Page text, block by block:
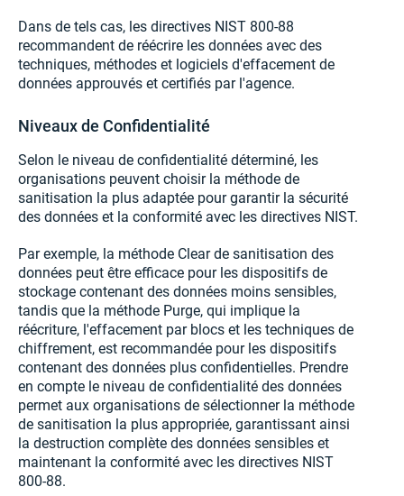
Dans de tels cas, les directives NIST 800-88
recommandent de réécrire les données avec des
techniques, méthodes et logiciels d'effacement de
données approuvés et certifiés par l'agence.
Niveaux de Confidentialité
Selon le niveau de confidentialité déterminé, les
organisations peuvent choisir la méthode de
sanitisation la plus adaptée pour garantir la sécurité
des données et la conformité avec les directives NIST.
Par exemple, la méthode Clear de sanitisation des
données peut être efficace pour les dispositifs de
stockage contenant des données moins sensibles,
tandis que la méthode Purge, qui implique la
réécriture, l'effacement par blocs et les techniques de
chiffrement, est recommandée pour les dispositifs
contenant des données plus confidentielles. Prendre
en compte le niveau de confidentialité des données
permet aux organisations de sélectionner la méthode
de sanitisation la plus appropriée, garantissant ainsi
la destruction complète des données sensibles et
maintenant la conformité avec les directives NIST
800-88.